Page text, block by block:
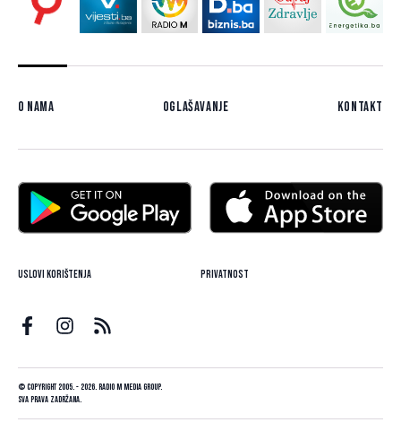
O nama Oglašavanje Kontakt
Uslovi korištenja Privatnost
© Copyright 2005. - 2026. Radio M Media Group.
Sva prava zadržana.